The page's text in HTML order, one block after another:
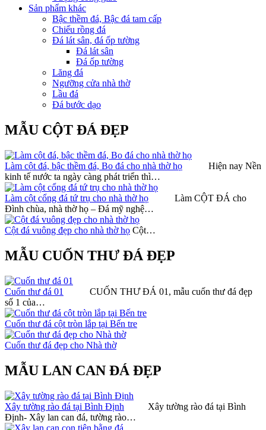
Sản phẩm khác
Bậc thềm đá, Bậc đá tam cấp
Chiếu rồng đá
Đá lát sân, đá ốp tường
Đá lát sân
Đá ốp tường
Lăng đá
Ngưỡng cửa nhà thờ
Lầu đá
Đá bước dạo
MẪU CỘT ĐÁ ĐẸP
Làm cột đá, bậc thềm đá, Bo đá cho nhà thờ họ Hiện nay Nền
kinh tế nước ta ngày càng phát triển thì…
Làm cột cổng đá tứ trụ cho nhà thờ họ Làm CỘT ĐÁ cho
Đình chùa, nhà thờ họ – Đá mỹ nghệ…
Cột đá vuông đẹp cho nhà thờ họ Cột…
MẪU CUỐN THƯ ĐÁ ĐẸP
Cuốn thư đá 01
CUỐN THƯ ĐÁ 01, mẫu cuốn thư đá đẹp
số 1 của…
Cuốn thư đá cột tròn lắp tại Bến tre
Cuốn thư đá đẹp cho Nhà thờ
MẪU LAN CAN ĐÁ ĐẸP
Xây tường rào đá tại Bình Định Xây tường rào đá tại Bình
Định- Xây lan can đá, tường rào…